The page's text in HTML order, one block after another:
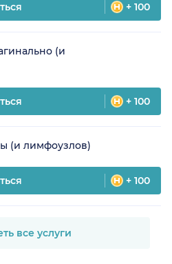
+ 100
(и
+ 100
(и лимфоузлов)
+ 100
все услуги